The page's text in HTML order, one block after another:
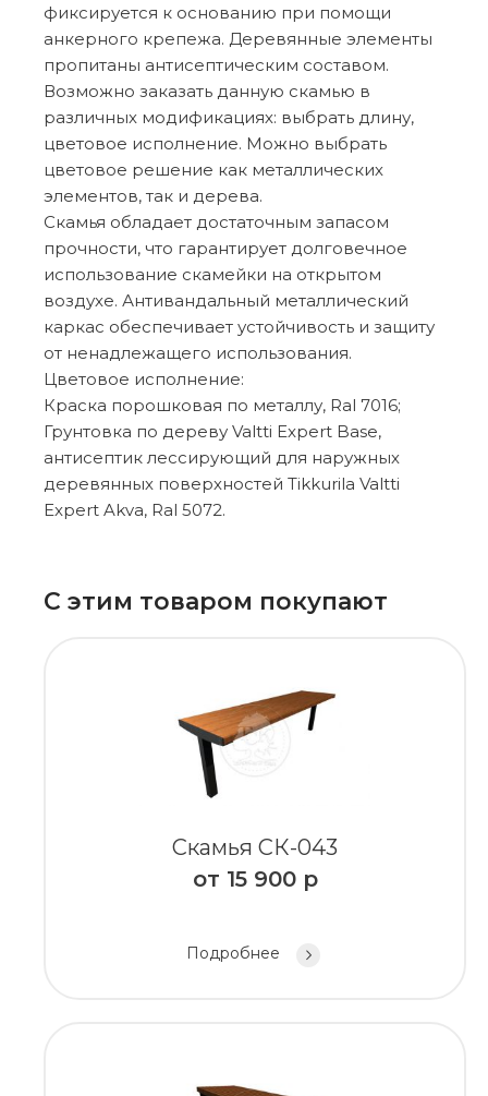
фиксируется к основанию при помощи
анкерного крепежа. Деревянные элементы
пропитаны антисептическим составом.
Возможно заказать данную скамью в
различных модификациях: выбрать длину,
цветовое исполнение. Можно выбрать
цветовое решение как металлических
элементов, так и дерева.
Скамья обладает достаточным запасом
прочности, что гарантирует долговечное
использование скамейки на открытом
воздухе. Антивандальный металлический
каркас обеспечивает устойчивость и защиту
от ненадлежащего использования.
Цветовое исполнение:
Краска порошковая по металлу, Ral 7016;
Грунтовка по дереву Valtti Expert Base,
антисептик лессирующий для наружных
деревянных поверхностей Tikkurila Valtti
Expert Akva, Ral 5072.
С этим товаром покупают
Скамья СК-043
от 15 900 р
Подробнее